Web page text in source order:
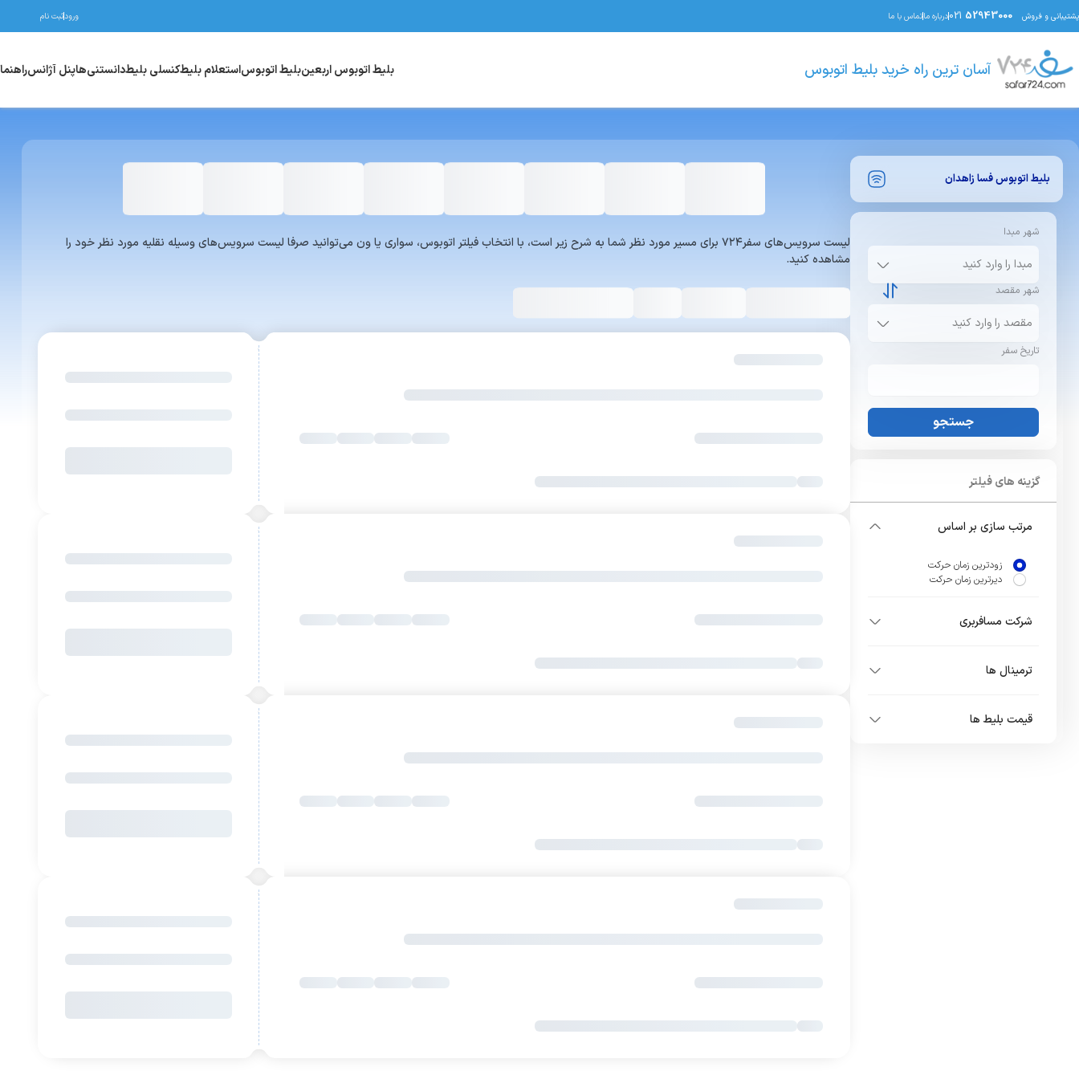
پشتیبانی و فروش 021 52943000 درباره ماتماس با ما ورودثبت نام
آسان ترین راه خرید بلیط اتوبوس بلیط اتوبوس اربعینبلیط اتوبوساستعلام بلیطکنسلی بلیطدانستنی‌هاپنل آژانسراهنما
بلیط اتوبوسفسا زاهدان
شهر مبدا
شهر مقصد
تاریخ سفر
جستجو
گزینه های فیلتر
مرتب سازی بر اساس
زودترین زمان حرکت
دیرترین زمان حرکت
شرکت مسافربری
ترمینال ها
قیمت بلیط ها
لیست سرویس‌های سفر۷۲۴ برای مسیر مورد نظر شما به شرح زیر است، با انتخاب فیلتر اتوبوس، سواری یا ون می‌توانید صرفا لیست سرویس‌های وسیله نقلیه مورد نظر خود را
مشاهده کنید.